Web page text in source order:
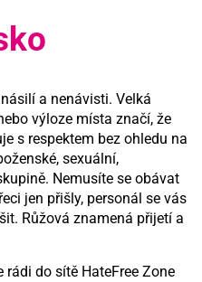
a nenávisti. Velká
výloze místa značí, že
s respektem bez ohledu na
sexuální,
Nemusíte se obávat
jen přišly, personál se vás
Růžová znamená přijetí a
rádi do sítě HateFree Zone